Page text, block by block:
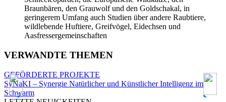
Braunbären, den Grauwolf und den Goldschakal, in
geringerem Umfang auch Studien über andere Raubtiere,
wildlebende Huftiere, Greifvögel, Eidechsen und
Aasfressergemeinschaften
VERWANDTE THEMEN
GEFÖRDERTE PROJEKTE
SyNaKI – Synergie Natürlicher und Künstlicher Intelligenz im
Schwarm